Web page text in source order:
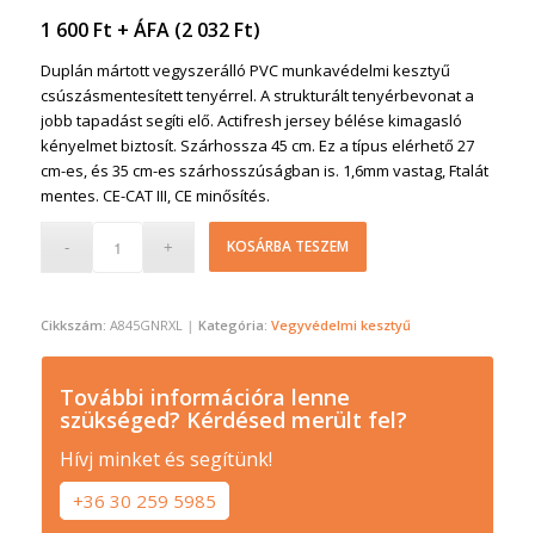
1 600 Ft + ÁFA (2 032 Ft)
Duplán mártott vegyszerálló PVC munkavédelmi kesztyű
csúszásmentesített tenyérrel. A strukturált tenyérbevonat a
jobb tapadást segíti elő. Actifresh jersey bélése kimagasló
kényelmet biztosít. Szárhossza 45 cm. Ez a típus elérhető 27
cm-es, és 35 cm-es szárhosszúságban is. 1,6mm vastag, Ftalát
mentes. CE-CAT III, CE minősítés.
KOSÁRBA TESZEM
Cikkszám: A845GNRXL Kategória: Vegyvédelmi kesztyű
További információra lenne
szükséged? Kérdésed merült fel?
Hívj minket és segítünk!
+36 30 259 5985